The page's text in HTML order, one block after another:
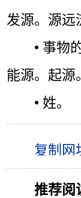
发源。源远
• 事物
能源。起源
• 姓。
推荐阅